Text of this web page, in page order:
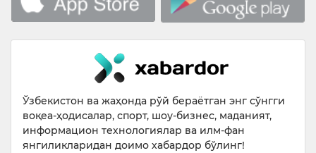
Ўзбекистон ва жаҳонда рўй бераётган энг сўнгги
воқеа-ҳодисалар, спорт, шоу-бизнес, маданият,
информацион технологиялар ва илм-фан
янгиликларидан доимо хабардор бўлинг!